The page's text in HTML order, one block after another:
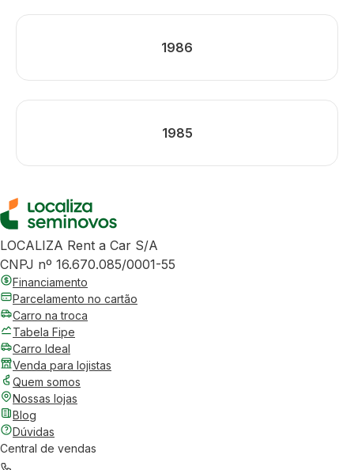
1986
1985
LOCALIZA Rent a Car S/A
CNPJ nº 16.670.085/0001-55
Financiamento
Parcelamento no cartão
Carro na troca
Tabela Fipe
Carro Ideal
Venda para lojistas
Quem somos
Nossas lojas
Blog
Dúvidas
Central de vendas